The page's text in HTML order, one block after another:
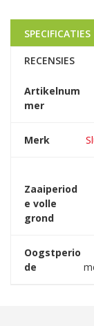
SPECIFICATIES
RECENSIES
Artikelnum
mer
Merk
Zaaiperiod
e volle
grond
Oogstperio
de